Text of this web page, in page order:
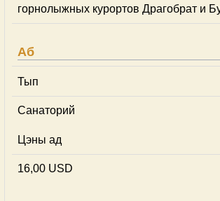
горнолыжных курортов Драгобрат и
Аб
Тып
Cанаторий
Цэны ад
16,00 USD